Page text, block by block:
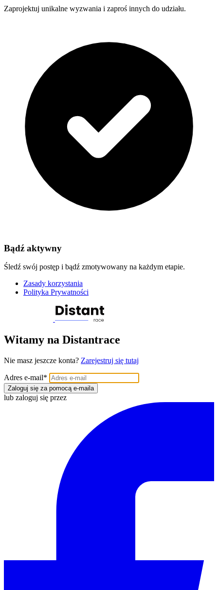
Zaprojektuj unikalne wyzwania i zaproś innych do udziału.
Bądź aktywny
Śledź swój postęp i bądź zmotywowany na każdym etapie.
Zasady korzystania
Polityka Prywatności
Witamy na Distantrace
Nie masz jeszcze konta? Zarejestruj się tutaj
Adres e-mail*
Zaloguj się za pomocą e-maila
lub zaloguj się przez